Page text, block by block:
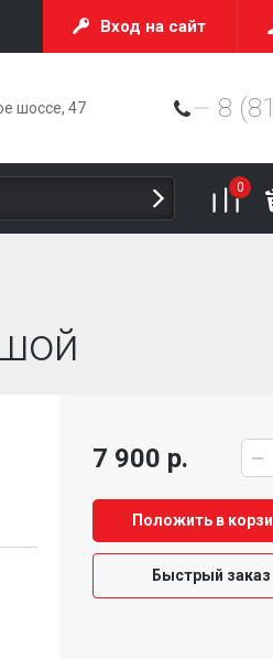
Вход на сайт
шоссе, 47 8
0
7 900 р.
Положить в
Быстрый заказ